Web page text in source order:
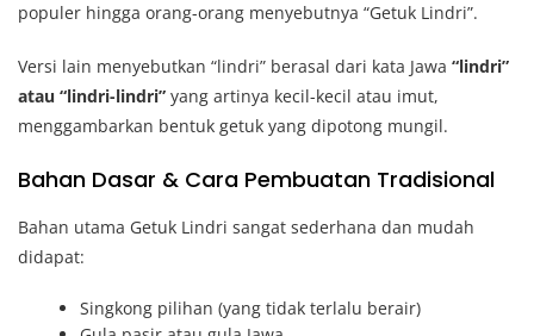
populer hingga orang-orang menyebutnya “Getuk Lindri”.
Versi lain menyebutkan “lindri” berasal dari kata Jawa “lindri”
atau “lindri-lindri” yang artinya kecil-kecil atau imut,
menggambarkan bentuk getuk yang dipotong mungil.
Bahan Dasar & Cara Pembuatan Tradisional
Bahan utama Getuk Lindri sangat sederhana dan mudah
didapat:
Singkong pilihan (yang tidak terlalu berair)